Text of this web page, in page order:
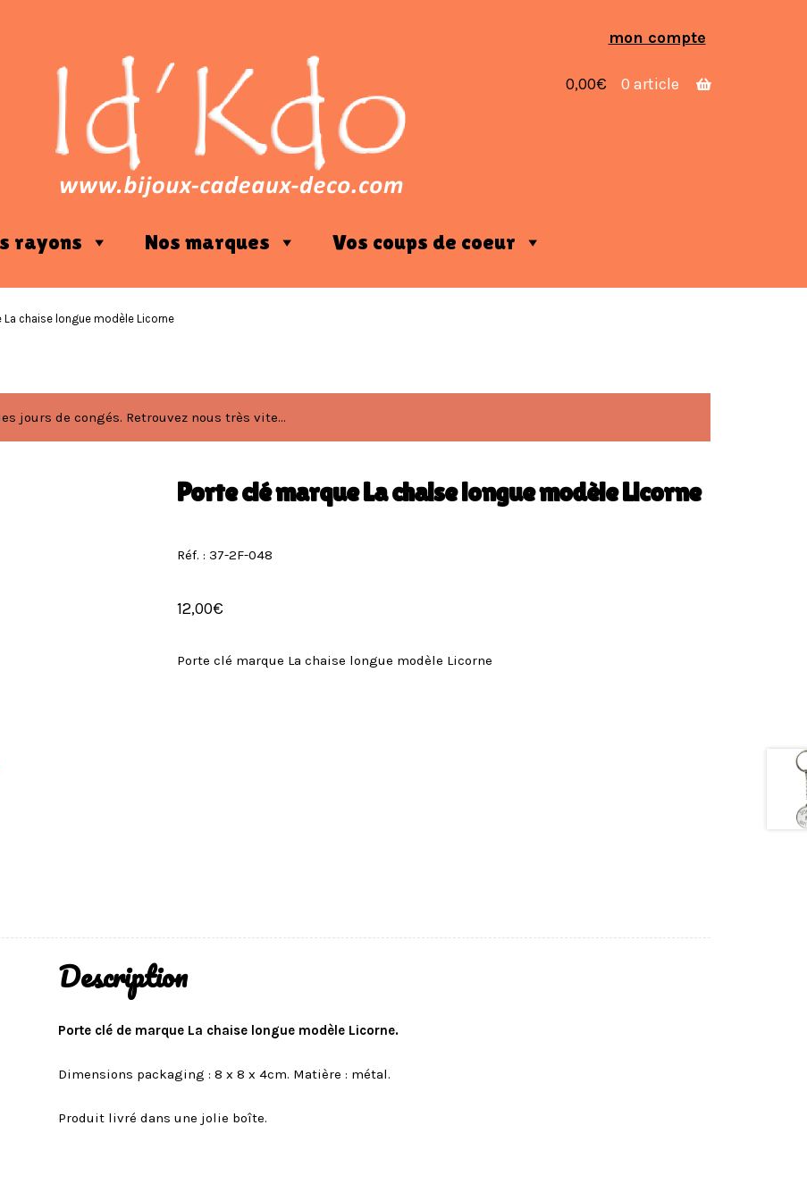
mon compte
0,00€ 0 article
rayons Nos marques Vos coups de coeur
La chaise longue modèle Licorne
jours de congés. Retrouvez nous très vite...
Porte clé marque La chaise longue modèle Licorne
Réf. : 37-2F-048
12,00€
Porte clé marque La chaise longue modèle Licorne
Description
Porte clé de marque La chaise longue modèle Licorne.
Dimensions packaging : 8 x 8 x 4cm. Matière : métal.
Produit livré dans une jolie boîte.